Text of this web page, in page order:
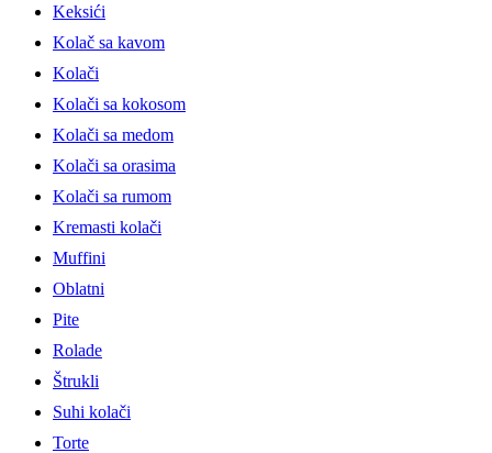
Keksići
Kolač sa kavom
Kolači
Kolači sa kokosom
Kolači sa medom
Kolači sa orasima
Kolači sa rumom
Kremasti kolači
Muffini
Oblatni
Pite
Rolade
Štrukli
Suhi kolači
Torte